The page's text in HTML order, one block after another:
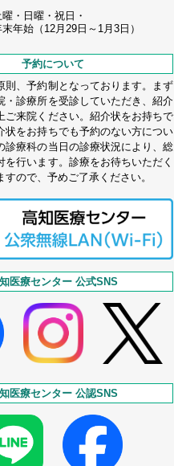
曜・日曜・祝日・
末年始（12月29日～1月3日）
予約について
則、予約制となっております。まず
・診療所を受診していただき、紹介
ご来院ください。紹介状をお持ちで
状をお持ちでも予約のない方につい
診療科の当日の診療状況により、総
を行います。診療をお待ちいただく
すので、予めご了承ください。
医療センター 公式SNS
医療センター 公認SNS